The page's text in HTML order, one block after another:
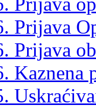
Prijava
Prijava
Kaznena